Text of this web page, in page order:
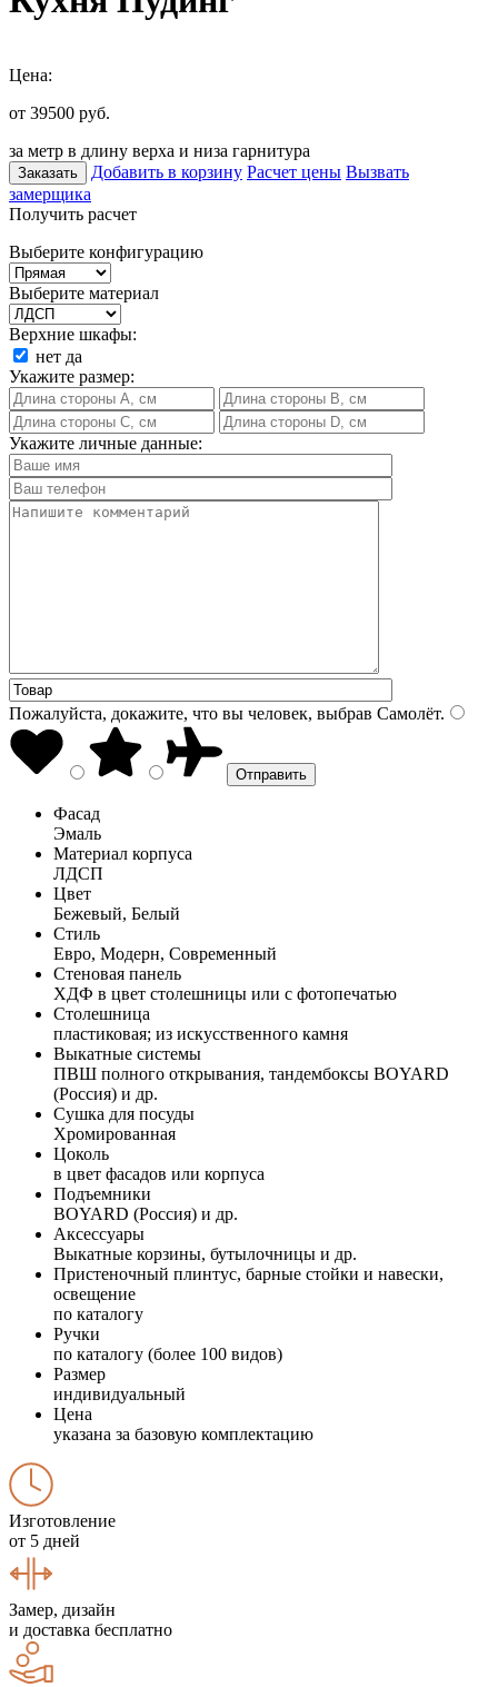
Цена:
от 39500 руб.
за метр в длину верха и низа гарнитура
Заказать Добавить в корзину Расчет цены Вызвать
замерщика
Получить расчет
Выберите конфигурацию
Выберите материал
Верхние шкафы:
нет да
Укажите размер:
Укажите личные данные:
Пожалуйста, докажите, что вы человек, выбрав Самолёт.
Фасад
Эмаль
Материал корпуса
ЛДСП
Цвет
Бежевый, Белый
Стиль
Евро, Модерн, Современный
Стеновая панель
ХДФ в цвет столешницы или с фотопечатью
Столешница
пластиковая; из искусственного камня
Выкатные системы
ПВШ полного открывания, тандембоксы BOYARD
(Россия) и др.
Сушка для посуды
Хромированная
Цоколь
в цвет фасадов или корпуса
Подъемники
BOYARD (Россия) и др.
Аксессуары
Выкатные корзины, бутылочницы и др.
Пристеночный плинтус, барные стойки и навески,
освещение
по каталогу
Ручки
по каталогу (более 100 видов)
Размер
индивидуальный
Цена
указана за базовую комплектацию
Изготовление
от 5 дней
Замер, дизайн
и доставка бесплатно